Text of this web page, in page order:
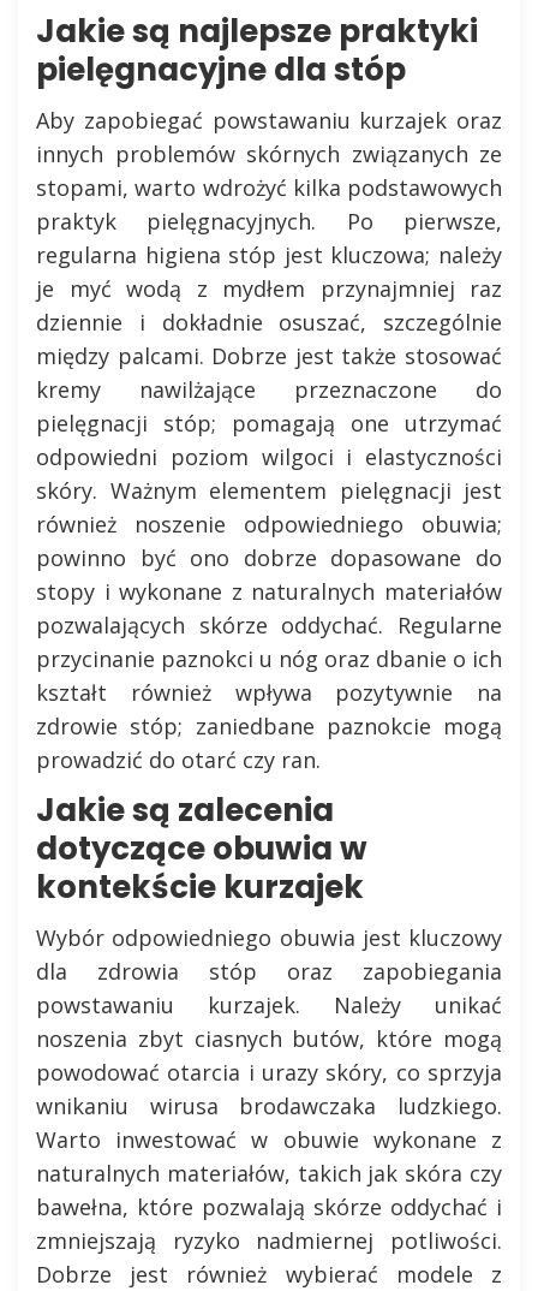
Jakie są najlepsze praktyki
pielęgnacyjne dla stóp
Aby zapobiegać powstawaniu kurzajek oraz
innych problemów skórnych związanych ze
stopami, warto wdrożyć kilka podstawowych
praktyk pielęgnacyjnych. Po pierwsze,
regularna higiena stóp jest kluczowa; należy
je myć wodą z mydłem przynajmniej raz
dziennie i dokładnie osuszać, szczególnie
między palcami. Dobrze jest także stosować
kremy nawilżające przeznaczone do
pielęgnacji stóp; pomagają one utrzymać
odpowiedni poziom wilgoci i elastyczności
skóry. Ważnym elementem pielęgnacji jest
również noszenie odpowiedniego obuwia;
powinno być ono dobrze dopasowane do
stopy i wykonane z naturalnych materiałów
pozwalających skórze oddychać. Regularne
przycinanie paznokci u nóg oraz dbanie o ich
kształt również wpływa pozytywnie na
zdrowie stóp; zaniedbane paznokcie mogą
prowadzić do otarć czy ran.
Jakie są zalecenia
dotyczące obuwia w
kontekście kurzajek
Wybór odpowiedniego obuwia jest kluczowy
dla zdrowia stóp oraz zapobiegania
powstawaniu kurzajek. Należy unikać
noszenia zbyt ciasnych butów, które mogą
powodować otarcia i urazy skóry, co sprzyja
wnikaniu wirusa brodawczaka ludzkiego.
Warto inwestować w obuwie wykonane z
naturalnych materiałów, takich jak skóra czy
bawełna, które pozwalają skórze oddychać i
zmniejszają ryzyko nadmiernej potliwości.
Dobrze jest również wybierać modele z